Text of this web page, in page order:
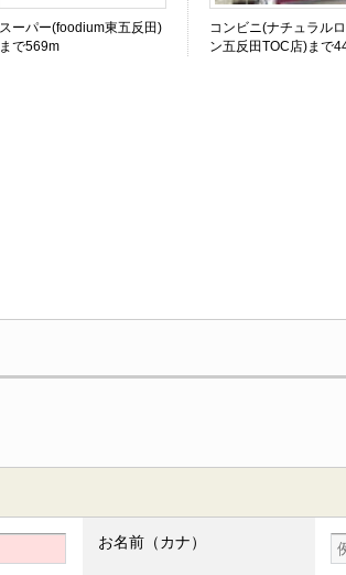
スーパー(foodium東五反田)
まで569m
コンビニ(ナチュラル
ン五反田TOC店)まで
お名前（カナ）